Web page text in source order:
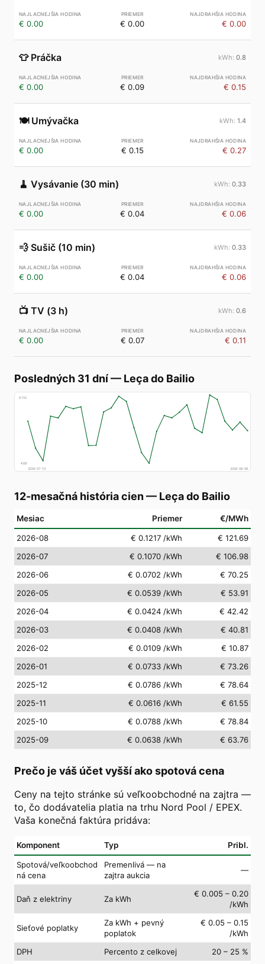
€ 0.00 € 0.00 € 0.00
👕 Práčka 0.8
€ 0.00 € 0.09 € 0.15
🍽️ Umývačka 1.4
€ 0.00 € 0.15 € 0.27
🧹 Vysávanie (30 min) 0.33
€ 0.00 € 0.04 € 0.06
💨 Sušič (10 min) 0.33
€ 0.00 € 0.04 € 0.06
📺 TV (3 h) 0.6
€ 0.00 € 0.07 € 0.11
Posledných 31 dní— Leça do Bailio
€152
€69
2026-07-10
2026-08-08
12-mesačná história cien — Leça do Bailio
Mesiac Priemer €/MWh
2026-08 € 0.1217 /kWh
€ 121.69
2026-07
€ 0.1070 /kWh
€ 106.98
2026-06
€ 0.0702 /kWh
€ 70.25
2026-05
€ 0.0539 /kWh
€ 53.91
2026-04
€ 0.0424 /kWh
€ 42.42
2026-03
€ 0.0408 /kWh
€ 40.81
2026-02
€ 0.0109 /kWh
€ 10.87
2026-01
€ 0.0733 /kWh
€ 73.26
2025-12
€ 0.0786 /kWh
€ 78.64
2025-11
€ 0.0616 /kWh
€ 61.55
2025-10
€ 0.0788 /kWh
€ 78.84
2025-09
€ 0.0638 /kWh € 63.76
Prečo je váš účet vyšší ako spotová cena
Ceny na tejto stránke sú veľkoobchodné na zajtra —
to, čo dodávatelia platia na trhu Nord Pool / EPEX.
Vaša konečná faktúra pridáva:
Komponent Typ Pribl.
Spotová/veľkoobchod
ná cena
Premenlivá — na
zajtra aukcia
—
Daň z elektriny Za kWh
€ 0.005 – 0.20
/kWh
Sieťové poplatky
Za kWh + pevný
poplatok
€ 0.05 – 0.15
/kWh
DPH
Percento z celkovej 20 – 25 %